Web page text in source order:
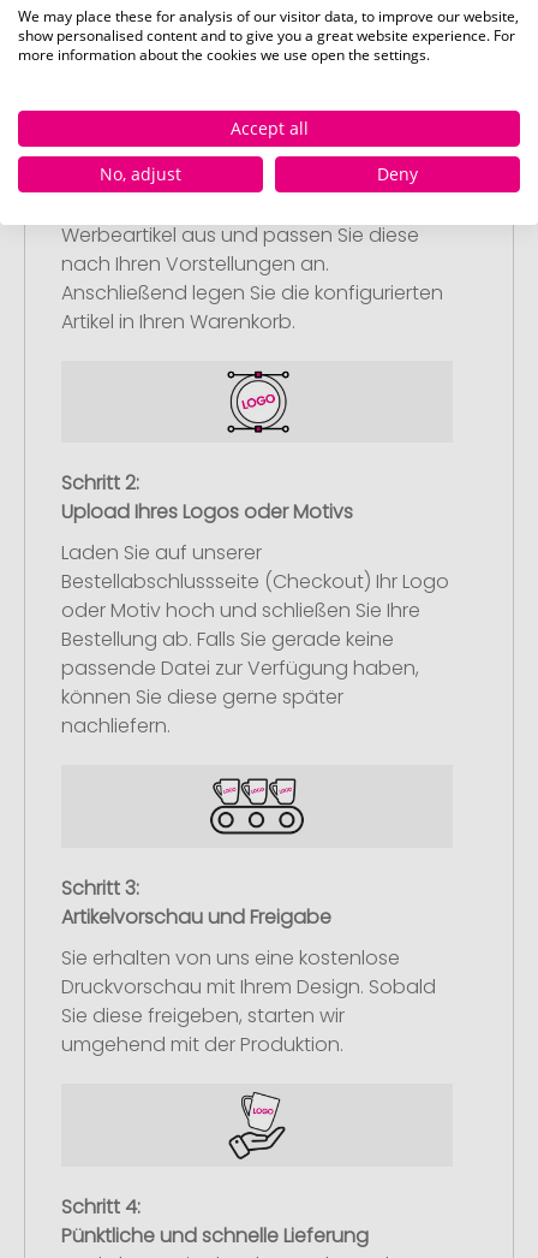
Schritt 1:
Artikelkonfiguration
Werbeartikel aus und passen Sie diese
nach Ihren Vorstellungen an.
Anschließend legen Sie die konfigurierten
Artikel in Ihren Warenkorb.
Schritt 2:
Upload Ihres Logos oder Motivs
Laden Sie auf unserer
Bestellabschlussseite (Checkout) Ihr Logo
oder Motiv hoch und schließen Sie Ihre
Bestellung ab. Falls Sie gerade keine
passende Datei zur Verfügung haben,
können Sie diese gerne später
nachliefern.
Schritt 3:
Artikelvorschau und Freigabe
Sie erhalten von uns eine kostenlose
Druckvorschau mit Ihrem Design. Sobald
Sie diese freigeben, starten wir
umgehend mit der Produktion.
Schritt 4:
Pünktliche und schnelle Lieferung
We may place these for analysis of our visitor data, to improve our website,
show personalised content and to give you a great website experience. For
more information about the cookies we use open the settings.
Accept all
No, adjust
Deny